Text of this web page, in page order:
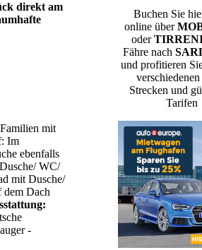
direkt am
mit
Im
ebenfalls
WC/
mit Dusche/
dem Dach
-
Buchen Sie
online über
oder
Fähre nach
und profitieren
Strecken und
Tarifen